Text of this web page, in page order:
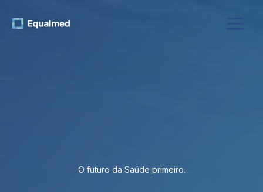
content
O futuro da Saúde primeiro.